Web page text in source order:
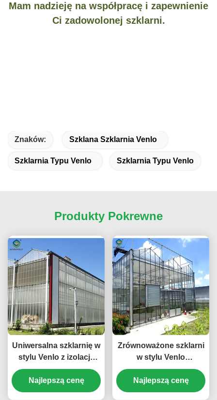
Mam nadzieję na współpracę i zapewnienie
Ci zadowolonej szklarni.
Znaków: Szklana Szklarnia Venlo
Szklarnia Typu Venlo Szklarnia Typu Venlo
Produkty Pokrewne
Uniwersalna szklarnię w
stylu Venlo z izolacją
energetyczną i
automatyczną regulacją
klimatu do uprawy przez
Najlepszą cenę
Zrównoważone szklarni
w stylu Venlo
wykorzystujące
materiały energetyczne i
systemy odnawialnych
Najlepszą cenę